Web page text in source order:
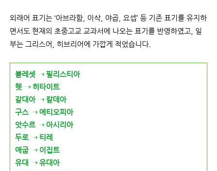
외래어 표기는 ‘아브라함, 이삭, 야곱, 요셉’ 등 기존 표기를 유지하
면서도 현재의 초중고교 교과서에 나오는 표기를 반영하였고, 일
부는 그리스어, 히브리어에 가깝게 적었습니다.
블레셋 → 필리스티아
헷 → 히타이트
갈대아 → 칼데아
구스 → 에티오피아
앗수르 → 아시리아
두로 → 티레
애굽 → 이집트
유대 → 유대아